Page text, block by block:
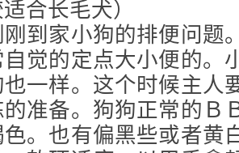
合长毛犬）
到家小狗的排便问题
觉的定点大小便的。
一样。这个时候主人
准备。狗狗正常的Ｂ
。也有偏黑些或者黄